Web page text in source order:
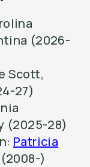
(2026-
Scott,
27)
(2025-28)
Patricia
)